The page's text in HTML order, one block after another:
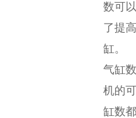
数可
了提
缸。
气缸
机的
缸数